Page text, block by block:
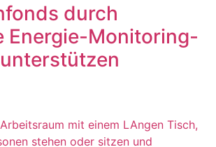
durch
Energie-Monitoring-